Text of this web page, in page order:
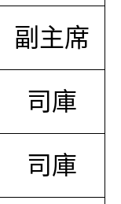
副主席
司庫
司庫